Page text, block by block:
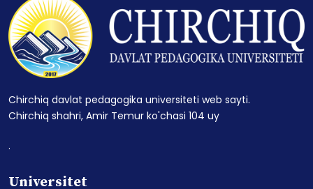
Chirchiq davlat pedagogika universiteti web sayti.
Chirchiq shahri, Amir Temur ko'chasi 104 uy
.
Universitet